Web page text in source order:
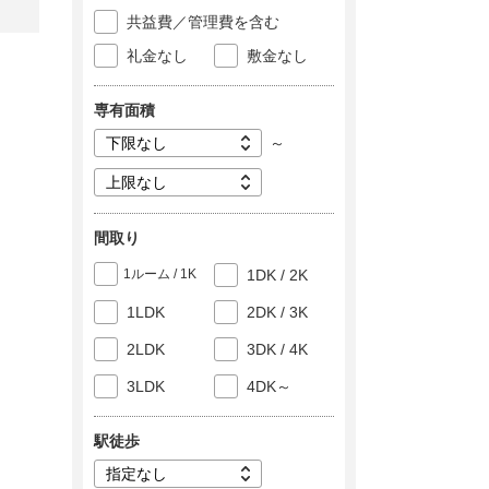
共益費／管理費を含む
礼金なし
敷金なし
専有面積
～
間取り
1ルーム / 1K 1DK / 2K
1LDK 2DK / 3K
2LDK 3DK / 4K
3LDK 4DK～
駅徒歩